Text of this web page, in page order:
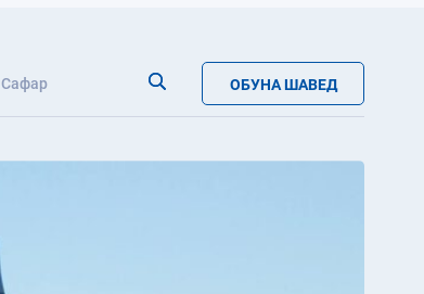
Сафар ОБУНА ШАВЕД